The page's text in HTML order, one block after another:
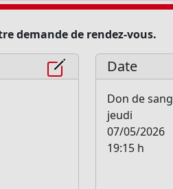
demande de rendez-vous.
Date
Don de sang
jeudi
07/05/2026
19:15 h